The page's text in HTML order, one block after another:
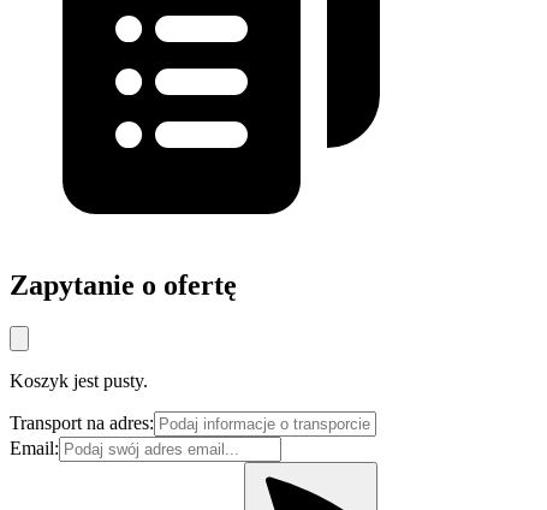
Zapytanie o ofertę
Koszyk jest pusty.
Transport na adres:
Email: